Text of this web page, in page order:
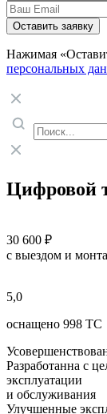
Нажимая
персональных
Цифровой
30 600 ₽
с выездом и
5,0
оснащено 998 ТС
Разработанна с
эксплуатации
и обслуживания
Улучшенные